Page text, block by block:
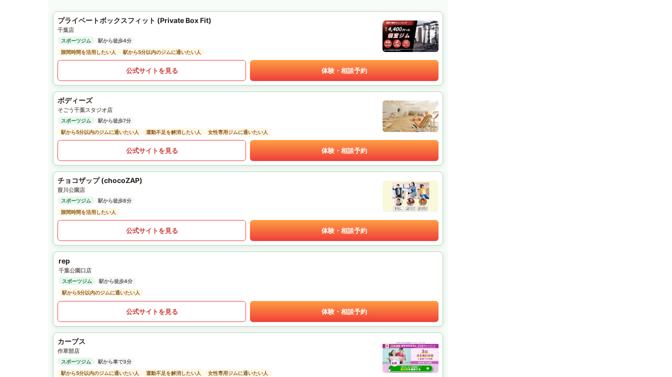
プライベートボックスフィット (Private Box Fit)
千葉店
スポーツジム
駅から徒歩4分
隙間時間を活用したい人
駅から5分以内のジムに通いたい人
公式サイトを見る 体験・相談予約
ボディーズ
そごう千葉スタジオ店
スポーツジム
駅から徒歩7分
駅から5分以内のジムに通いたい人
運動不足を解消したい人 女性専用ジムに通いたい人
公式サイトを見る 体験・相談予約
チョコザップ (chocoZAP)
葭川公園店
スポーツジム
駅から徒歩8分
隙間時間を活用したい人
公式サイトを見る 体験・相談予約
rep
千葉公園口店
スポーツジム
駅から徒歩4分
駅から5分以内のジムに通いたい人
公式サイトを見る 体験・相談予約
カーブス
作草部店
スポーツジム
駅から車で3分
駅から5分以内のジムに通いたい人
運動不足を解消したい人 女性専用ジムに通いたい人